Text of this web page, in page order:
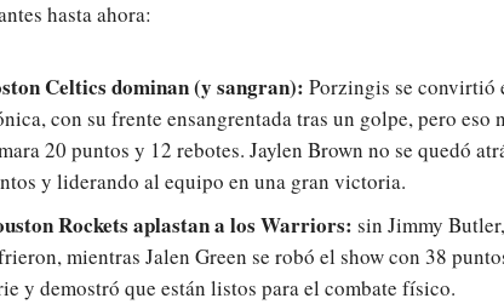
hasta ahora:
Celtics dominan (y sangran): Porzingis se convirtió
con su frente ensangrentada tras un golpe, pero eso
20 puntos y 12 rebotes. Jaylen Brown no se quedó
y liderando al equipo en una gran victoria.
Rockets aplastan a los Warriors: sin Jimmy
mientras Jalen Green se robó el show con 38
y demostró que están listos para el combate físico.